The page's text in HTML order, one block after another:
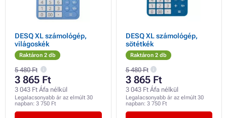
DESQ XL számológép,
világoskék
Raktáron 2 db
5 480 Ft
3 865 Ft
3 043 Ft Áfa nélkül
Legalacsonyabb ár az elmúlt 30
napban: 3 750 Ft
DESQ XL számológép,
sötétkék
Raktáron 2 db
5 480 Ft
3 865 Ft
3 043 Ft Áfa nélkül
Legalacsonyabb ár az elmúlt 30
napban: 3 750 Ft